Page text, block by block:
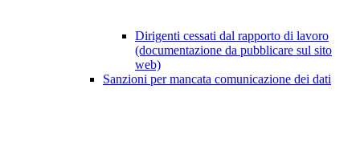
Dirigenti cessati dal rapporto di lavoro
(documentazione da pubblicare sul sito
web)
Sanzioni per mancata comunicazione dei dati